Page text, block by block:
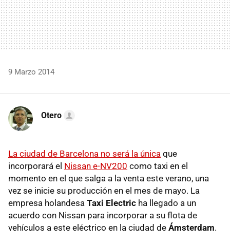
9 Marzo 2014
Otero
La ciudad de Barcelona no será la única que
incorporará el Nissan e-NV200 como taxi en el
momento en el que salga a la venta este verano, una
vez se inicie su producción en el mes de mayo. La
empresa holandesa Taxi Electric ha llegado a un
acuerdo con Nissan para incorporar a su flota de
vehículos a este eléctrico en la ciudad de Ámsterdam.